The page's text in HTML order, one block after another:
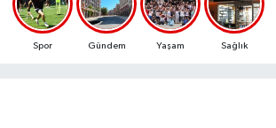
Spor Gündem Yaşam Sağlık
Ekonomi
Süper Lig Puan Durumu ve Fikstür